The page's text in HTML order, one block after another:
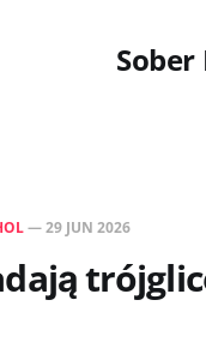
Sober
—29 JUN 2026